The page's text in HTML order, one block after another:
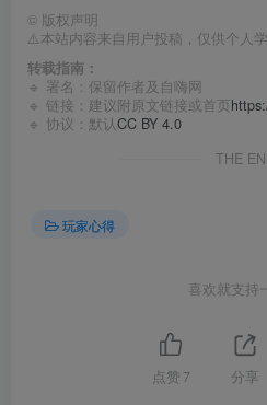
© 版权声明
⚠️本站内容来自用户投稿，仅供个人
转载指南：
🔹 署名：保留作者及 自嗨网
🔹 链接：建议附原文链接或首页
🔹 协议：默认CC BY 4.0
THE
玩家心得
喜欢就支持
点赞 7 分享